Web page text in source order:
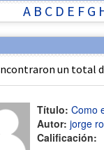
A B C D E F G
un total
Título: Como
Autor: jorge
Calificación: